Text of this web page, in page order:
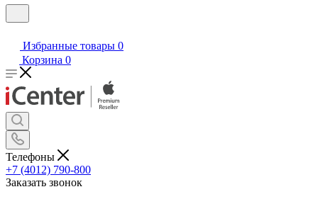
Избранные товары 0
Корзина 0
Телефоны
+7 (4012) 790-800
Заказать звонок